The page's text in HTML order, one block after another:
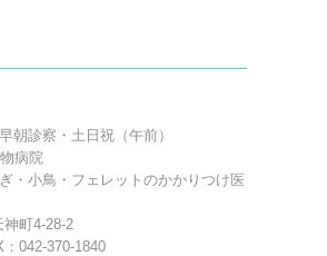
朝診察・土日祝（午前）
病院
・小鳥・フェレットのかかりつけ医
神町4-28-2
：042-370-1840